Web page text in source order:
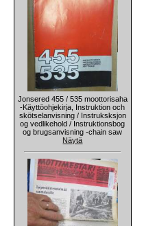
Jonsered 455 / 535 moottorisaha
-Käyttöohjekirja, Instruktion och
skötselanvisning / Instruksksjon
og vedlikehold / Instruktionsbog
og brugsanvisning -chain saw
Näytä